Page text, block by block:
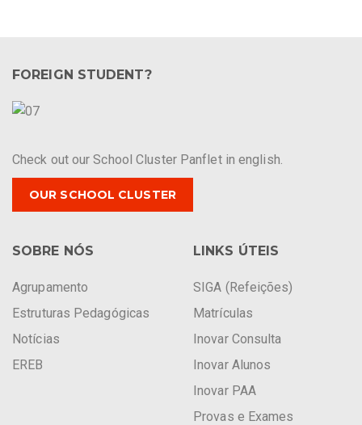
FOREIGN STUDENT?
Check out our School Cluster Panflet in english.
OUR SCHOOL CLUSTER
SOBRE NÓS
Agrupamento
Estruturas Pedagógicas
Notícias
EREB
LINKS ÚTEIS
SIGA (Refeições)
Matrículas
Inovar Consulta
Inovar Alunos
Inovar PAA
Provas e Exames